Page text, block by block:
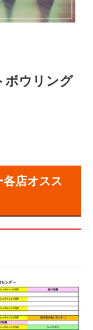
ボウリング
店オスス